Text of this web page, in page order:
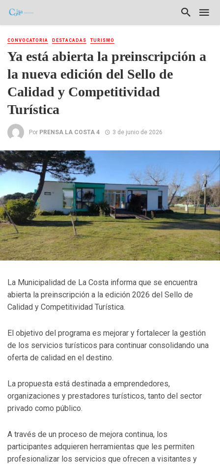
CONVOCATORIA DESTACADAS TURISMO
Ya está abierta la preinscripción a
la nueva edición del Sello de
Calidad y Competitividad
Turística
Por PRENSA LA COSTA 4 3 de junio de 2026
La Municipalidad de La Costa informa que se encuentra
abierta la preinscripción a la edición 2026 del Sello de
Calidad y Competitividad Turística.
El objetivo del programa es mejorar y fortalecer la gestión
de los servicios turísticos para continuar consolidando una
oferta de calidad en el destino.
La propuesta está destinada a emprendedores,
organizaciones y prestadores turísticos, tanto del sector
privado como público.
A través de un proceso de mejora continua, los
participantes adquieren herramientas que les permiten
profesionalizar los servicios que ofrecen a visitantes y